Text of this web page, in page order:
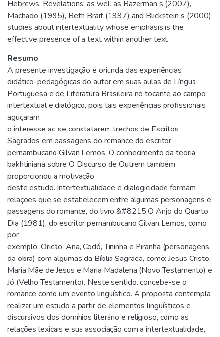
Hebrews, Revelations; as well as Bazerman s (2007),
Machado (1995), Beth Brait (1997) and Blickstein s (2000)
studies about intertextuality whose emphasis is the
effective presence of a text within another text
Resumo
A presente investigação é oriunda das experiências
didático-pedagógicas do autor em suas aulas de Língua
Portuguesa e de Literatura Brasileira no tocante ao campo
intertextual e dialógico, pois tais experiências profissionais
aguçaram
o interesse ao se constatarem trechos de Escritos
Sagrados em passagens do romance do escritor
pernambucano Gilvan Lemos. O conhecimento da teoria
bakhtiniana sobre O Discurso de Outrem também
proporcionou a motivação
deste estudo. Intertextualidade e dialogicidade formam
relações que se estabelecem entre algumas personagens e
passagens do romance, do livro &#8215;O Anjo do Quarto
Dia (1981), do escritor pernambucano Gilvan Lemos, como
por
exemplo: Oricão, Ana, Codó, Tininha e Piranha (personagens
da obra) com algumas da Bíblia Sagrada, como: Jesus Cristo,
Maria Mãe de Jesus e Maria Madalena (Novo Testamento) e
Jó (Velho Testamento). Neste sentido, concebe-se o
romance como um evento linguístico. A proposta contempla
realizar um estudo a partir de elementos linguísticos e
discursivos dos domínios literário e religioso, como as
relações lexicais e sua associação com a intertextualidade,